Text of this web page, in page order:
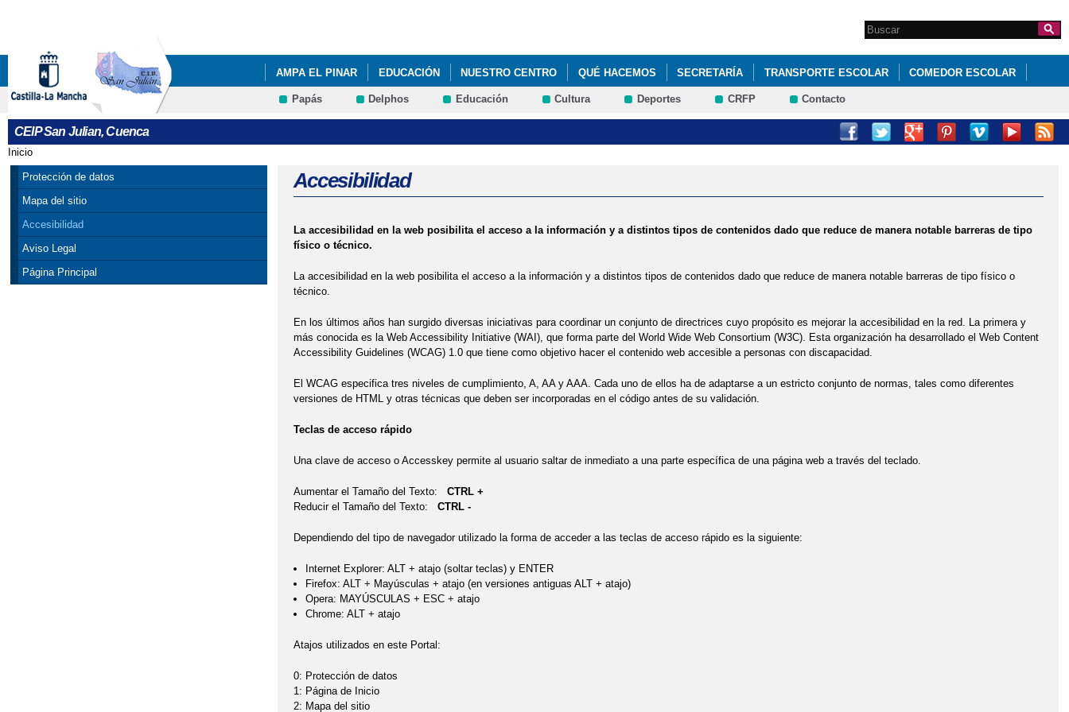
Formulario de
búsqueda
Search this site
AMPA EL PINAR EDUCACIÓN NUESTRO CENTRO QUÉ HACEMOS SECRETARÍA TRANSPORTE ESCOLAR COMEDOR ESCOLAR
ACTIVIDAD FÍSICA CONTRA EL VIRUS ADMISIÓN DE ALUMNADO Y CALENDARIO DEL PROCESO 2021/22.
MAY DAY MAY DAY PROGRAMA RETO
---Y LLEGÓ LA DESPEDIDA
Papás Delphos Educación Cultura Deportes CRFP Contacto
CEIP San Julian, Cuenca
Se encuentra usted aquí
Inicio
Protección de datos
Mapa del sitio
Accesibilidad
Aviso Legal
Página Principal
Accesibilidad
La accesibilidad en la web posibilita el acceso a la información y a distintos tipos de contenidos dado que reduce de manera notable barreras de tipo
físico o técnico.
La accesibilidad en la web posibilita el acceso a la información y a distintos tipos de contenidos dado que reduce de manera notable barreras de tipo físico o
técnico.
En los últimos años han surgido diversas iniciativas para coordinar un conjunto de directrices cuyo propósito es mejorar la accesibilidad en la red. La primera y
más conocida es la Web Accessibility Initiative (WAI), que forma parte del World Wide Web Consortium (W3C). Esta organización ha desarrollado el Web Content
Accessibility Guidelines (WCAG) 1.0 que tiene como objetivo hacer el contenido web accesible a personas con discapacidad.
El WCAG especifica tres niveles de cumplimiento, A, AA y AAA. Cada uno de ellos ha de adaptarse a un estricto conjunto de normas, tales como diferentes
versiones de HTML y otras técnicas que deben ser incorporadas en el código antes de su validación.
Teclas de acceso rápido
Una clave de acceso o Accesskey permite al usuario saltar de inmediato a una parte específica de una página web a través del teclado.
Aumentar el Tamaño del Texto: CTRL +
Reducir el Tamaño del Texto: CTRL -
Dependiendo del tipo de navegador utilizado la forma de acceder a las teclas de acceso rápido es la siguiente:
Internet Explorer: ALT + atajo (soltar teclas) y ENTER
Firefox: ALT + Mayúsculas + atajo (en versiones antiguas ALT + atajo)
Opera: MAYÚSCULAS + ESC + atajo
Chrome: ALT + atajo
Atajos utilizados en este Portal:
0: Protección de datos
1: Página de Inicio
2: Mapa del sitio